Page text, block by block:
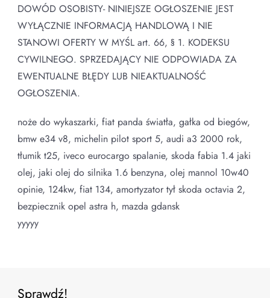
DOWÓD OSOBISTY- NINIEJSZE OGŁOSZENIE JEST
WYŁĄCZNIE INFORMACJĄ HANDLOWĄ I NIE
STANOWI OFERTY W MYŚL art. 66, § 1. KODEKSU
CYWILNEGO. SPRZEDAJĄCY NIE ODPOWIADA ZA
EWENTUALNE BŁĘDY LUB NIEAKTUALNOŚĆ
OGŁOSZENIA.
noże do wykaszarki, fiat panda światła, gałka od biegów,
bmw e34 v8, michelin pilot sport 5, audi a3 2000 rok,
tłumik t25, iveco eurocargo spalanie, skoda fabia 1.4 jaki
olej, jaki olej do silnika 1.6 benzyna, olej mannol 10w40
opinie, 124kw, fiat 134, amortyzator tył skoda octavia 2,
bezpiecznik opel astra h, mazda gdansk
yyyyy
Sprawdź!